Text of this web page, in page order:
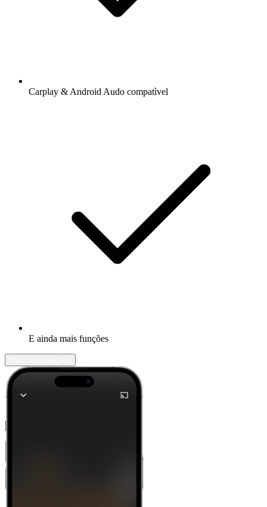
Carplay & Android Audo compatìvel
E ainda mais funções